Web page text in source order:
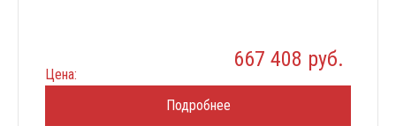
Цена:
667 408 руб.
Подробнее